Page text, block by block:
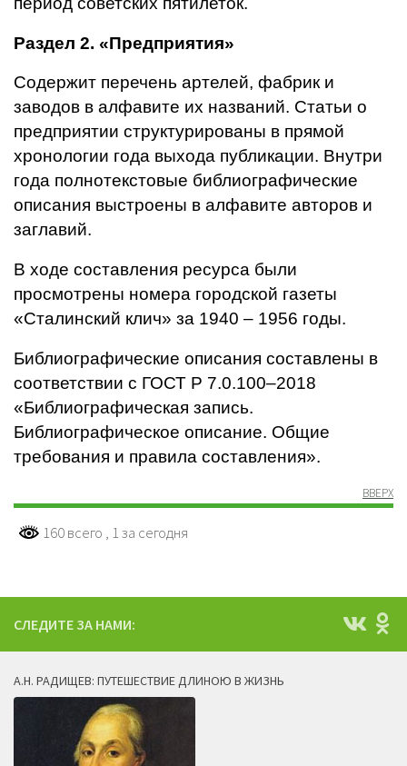
Раздел 2. «Предприятия»
Содержит перечень артелей, фабрик и
заводов в алфавите их названий. Статьи о
предприятии структурированы в прямой
хронологии года выхода публикации. Внутри
года полнотекстовые библиографические
описания выстроены в алфавите авторов и
заглавий.
В ходе составления ресурса были
просмотрены номера городской газеты
«Сталинский клич» за 1940 – 1956 годы.
Библиографические описания составлены в
соответствии с ГОСТ Р 7.0.100–2018
«Библиографическая запись.
Библиографическое описание. Общие
требования и правила составления».
ВВЕРХ
160 всего , 1 за сегодня
СЛЕДИТЕ ЗА НАМИ:
А.Н. РАДИЩЕВ: ПУТЕШЕСТВИЕ ДЛИНОЮ В ЖИЗНЬ